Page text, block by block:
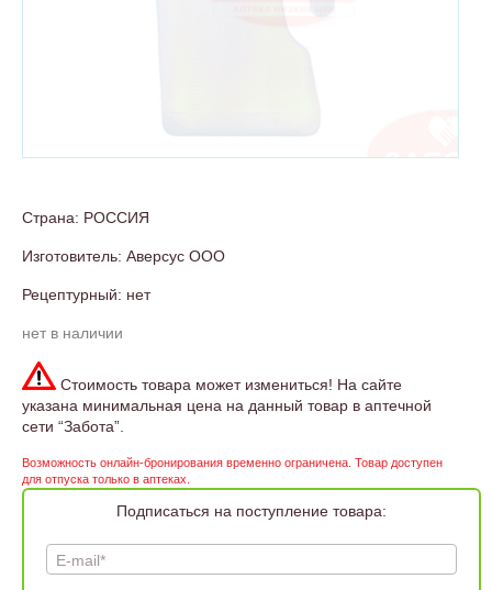
Страна: РОССИЯ
Изготовитель: Аверсус ООО
Рецептурный: нет
нет в наличии
Стоимость товара может измениться! На сайте
указана минимальная цена на данный товар в аптечной
сети “Забота”.
Возможность онлайн-бронирования временно ограничена. Товар доступен
для отпуска только в аптеках.
Подписаться на поступление товара:
E-mail*